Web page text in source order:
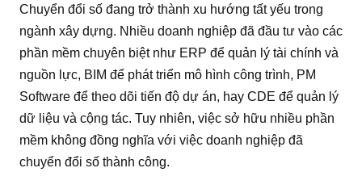
Chuyển đổi số đang trở thành xu hướng tất yếu trong
ngành xây dựng. Nhiều doanh nghiệp đã đầu tư vào các
phần mềm chuyên biệt như ERP để quản lý tài chính và
nguồn lực, BIM để phát triển mô hình công trình, PM
Software để theo dõi tiến độ dự án, hay CDE để quản lý
dữ liệu và cộng tác. Tuy nhiên, việc sở hữu nhiều phần
mềm không đồng nghĩa với việc doanh nghiệp đã
chuyển đổi số thành công.